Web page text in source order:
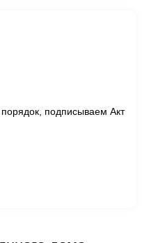
подписываем Акт